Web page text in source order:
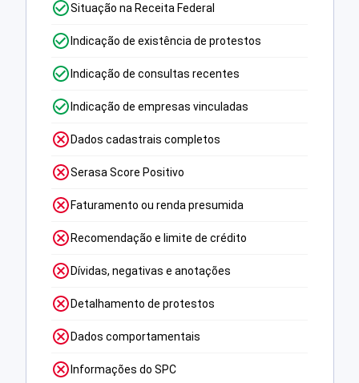
Situação na Receita Federal
Indicação de existência de protestos
Indicação de consultas recentes
Indicação de empresas vinculadas
Dados cadastrais completos
Serasa Score Positivo
Faturamento ou renda presumida
Recomendação e limite de crédito
Dívidas, negativas e anotações
Detalhamento de protestos
Dados comportamentais
Informações do SPC